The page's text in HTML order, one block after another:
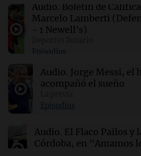
00:12 Mundo
Colombia confirma la muerte
militar
00:11 Clima
Clima en Rosario: cómo
lunes 10 de agosto
Audio. Boletín de
Marcelo Lamberti
- 1 Newell's)
Episodios
Audio. Jorge Messi, el
acompañó el sueño
Episodios
Audio. El Flaco Pailos y
Córdoba, en "Amamos